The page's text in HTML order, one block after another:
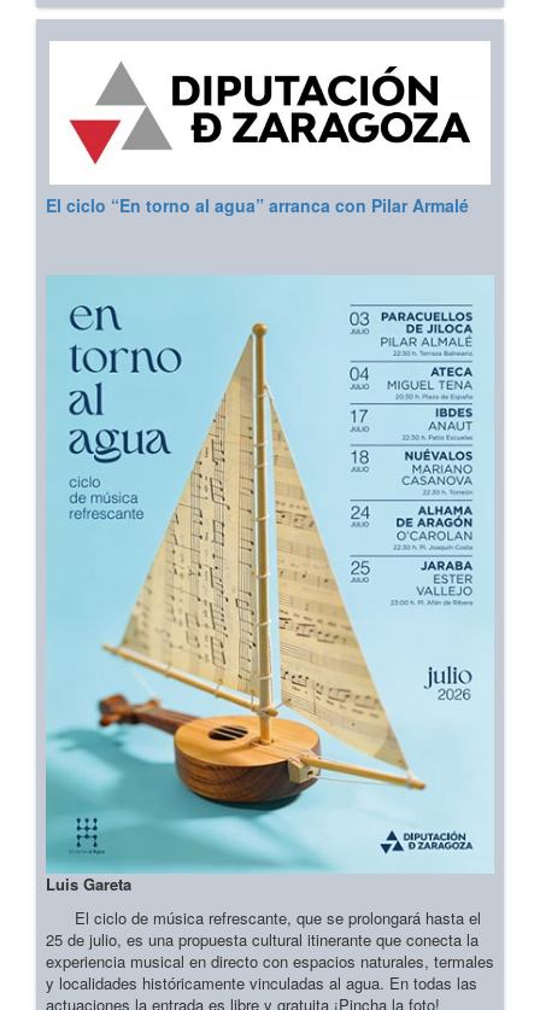
El ciclo “En torno al agua” arranca con Pilar Armalé
Luis Gareta
El ciclo de música refrescante, que se prolongará hasta el
25 de julio, es una propuesta cultural itinerante que conecta la
experiencia musical en directo con espacios naturales, termales
y localidades históricamente vinculadas al agua. En todas las
actuaciones la entrada es libre y gratuita ¡Pincha la foto!